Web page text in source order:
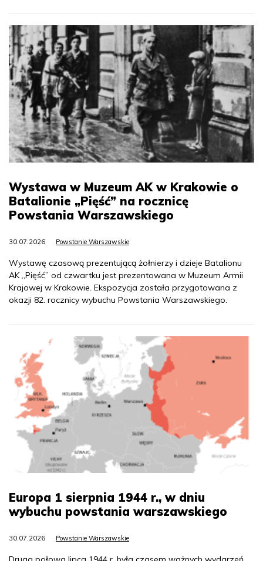
Wystawa w Muzeum AK w Krakowie o
Batalionie „Pięść” na rocznicę
Powstania Warszawskiego
30.07.2026 Powstanie Warszawskie
Wystawę czasową prezentującą żołnierzy i dzieje Batalionu
AK „Pięść” od czwartku jest prezentowana w Muzeum Armii
Krajowej w Krakowie. Ekspozycja została przygotowana z
okazji 82. rocznicy wybuchu Powstania Warszawskiego.
Europa 1 sierpnia 1944 r., w dniu
wybuchu powstania warszawskiego
30.07.2026 Powstanie Warszawskie